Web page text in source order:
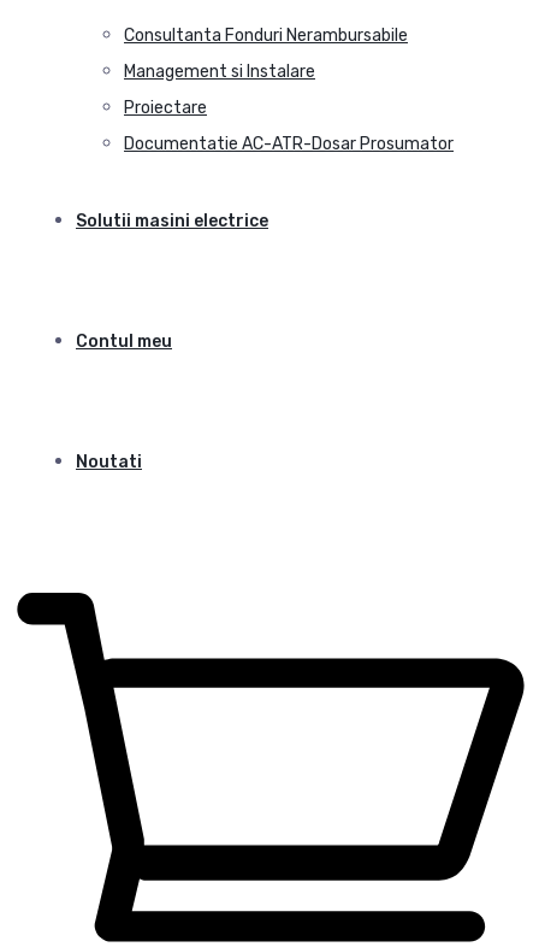
Consultanta Fonduri Nerambursabile
Management si Instalare
Proiectare
Documentatie AC-ATR-Dosar Prosumator
Solutii masini electrice
Contul meu
Noutati